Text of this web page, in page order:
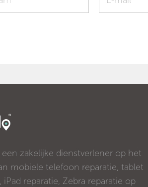
een zakelijke dienstverlener op het
mobiele telefoon reparatie, tablet
iPad reparatie, Zebra reparatie op